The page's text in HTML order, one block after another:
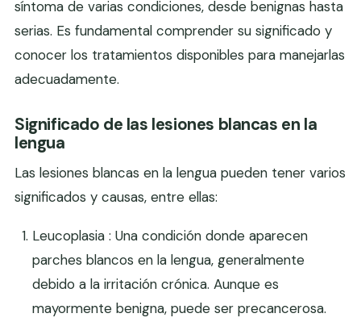
síntoma de varias condiciones, desde benignas hasta
serias. Es fundamental comprender su significado y
conocer los tratamientos disponibles para manejarlas
adecuadamente.
Significado de las lesiones blancas en la
lengua
Las lesiones blancas en la lengua pueden tener varios
significados y causas, entre ellas:
Leucoplasia : Una condición donde aparecen
parches blancos en la lengua, generalmente
debido a la irritación crónica. Aunque es
mayormente benigna, puede ser precancerosa.